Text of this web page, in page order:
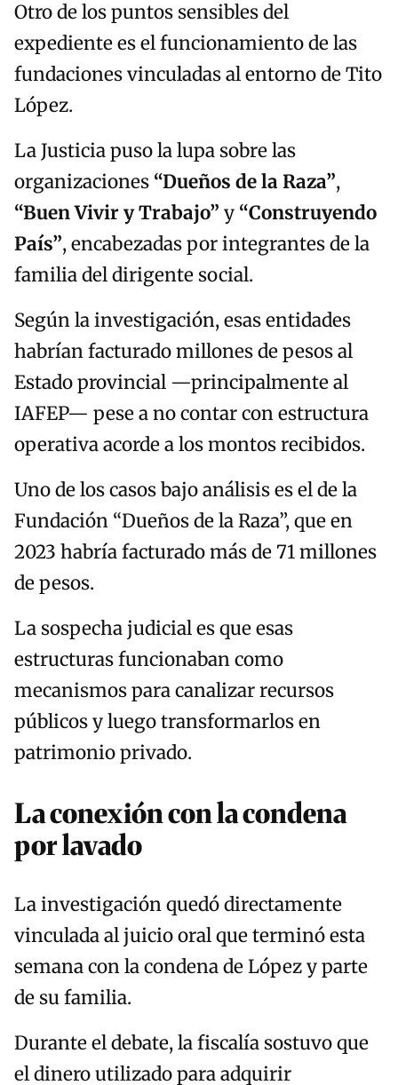
Otro de los puntos sensibles del
expediente es el funcionamiento de las
fundaciones vinculadas al entorno de Tito
López.
La Justicia puso la lupa sobre las
organizaciones “Dueños de la Raza”,
“Buen Vivir y Trabajo” y “Construyendo
País”, encabezadas por integrantes de la
familia del dirigente social.
Según la investigación, esas entidades
habrían facturado millones de pesos al
Estado provincial —principalmente al
IAFEP— pese a no contar con estructura
operativa acorde a los montos recibidos.
Uno de los casos bajo análisis es el de la
Fundación “Dueños de la Raza”, que en
2023 habría facturado más de 71 millones
de pesos.
La sospecha judicial es que esas
estructuras funcionaban como
mecanismos para canalizar recursos
públicos y luego transformarlos en
patrimonio privado.
La conexión con la condena
por lavado
La investigación quedó directamente
vinculada al juicio oral que terminó esta
semana con la condena de López y parte
de su familia.
Durante el debate, la fiscalía sostuvo que
el dinero utilizado para adquirir